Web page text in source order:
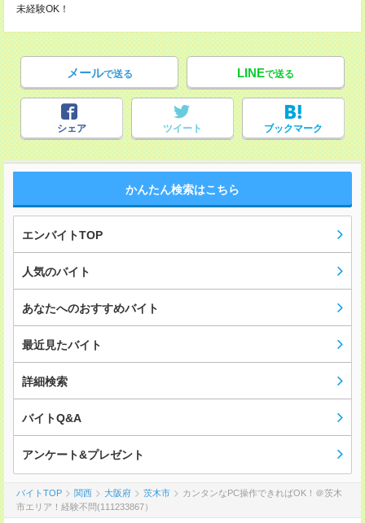
未経験OK！
メールで送る LINEで送る
シェア ツイート ブックマーク
かんたん検索はこちら
エンバイトTOP
人気のバイト
あなたへのおすすめバイト
最近見たバイト
詳細検索
バイトQ&A
アンケート&プレゼント
バイトTOP 関西 大阪府 茨木市
カンタンなPC操作できればOK！＠茨木
市エリア！経験不問(111233867）